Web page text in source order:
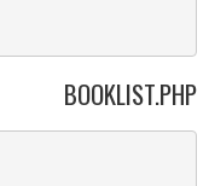
BOOKLIST.PHP